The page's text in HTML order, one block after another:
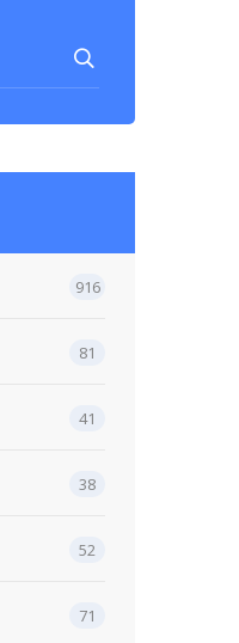
916
81
41
38
52
71